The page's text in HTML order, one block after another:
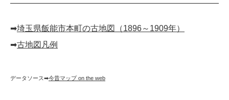
➡︎埼玉県飯能市本町の古地図（1896～1909年）
➡︎古地図凡例
データソース➡︎今昔マップ on the web